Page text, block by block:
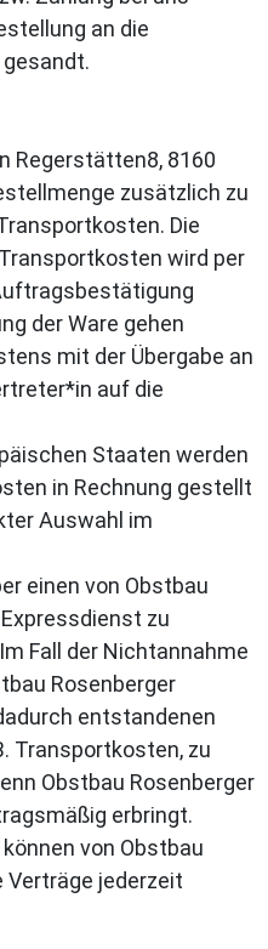
an die
Regerstätten8, 8160
zusätzlich zu
Die
wird per
der Ware gehen
mit der Übergabe an
auf die
Staaten werden
in Rechnung gestellt
Auswahl im
einen von Obstbau
zu
Fall der Nichtannahme
Rosenberger
entstandenen
Transportkosten, zu
Obstbau Rosenberger
erbringt.
von Obstbau
Verträge jederzeit